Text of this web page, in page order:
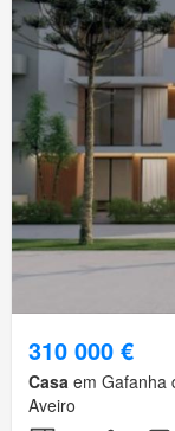
310 000 €
Casa em Gafanha
Aveiro